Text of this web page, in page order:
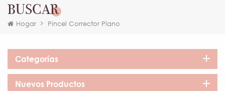
BUSCAR
Hogar Pincel Corrector Plano
Categorías
Nuevos Productos